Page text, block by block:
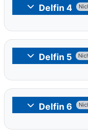
Einklappen
Delfin 4
Einklappen
Delfin 5
Einklappen
Delfin 6